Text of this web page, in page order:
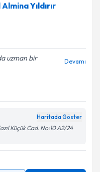
Yıldırır
uzman bir
Devamı
Haritada Göster
Küçük Cad. No:10 A2/24